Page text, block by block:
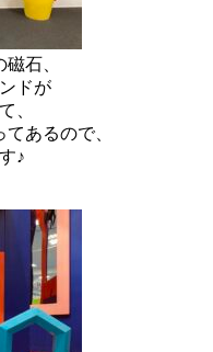
石、
ドが
、
あるので、
♪